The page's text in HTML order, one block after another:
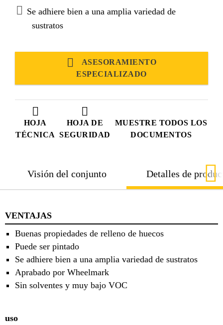
HOJA
TÉCNICA
HOJA DE
SEGURIDAD
MUESTRE TODOS LOS
DOCUMENTOS
Se adhiere bien a una amplia variedad de
sustratos
ASESORAMIENTO
ESPECIALIZADO
Visión del conjunto Detalles de
VENTAJAS
Buenas propiedades de relleno de huecos
Puede ser pintado
Se adhiere bien a una amplia variedad de sustratos
Aprabado por Wheelmark
Sin solventes y muy bajo VOC
uso